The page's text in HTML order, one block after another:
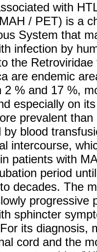
with
/ PET) is a
System that
infection by
the
are endemic
2 % and 17 %,
especially on
prevalent
by blood
intercourse,
patients with
period
decades. The
progressive
sphincter
its diagnosis,
cord and the